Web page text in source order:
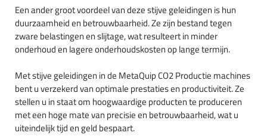
Een ander groot voordeel van deze stijve geleidingen is hun
duurzaamheid en betrouwbaarheid. Ze zijn bestand tegen
zware belastingen en slijtage, wat resulteert in minder
onderhoud en lagere onderhoudskosten op lange termijn.
Met stijve geleidingen in de MetaQuip CO2 Productie machines
bent u verzekerd van optimale prestaties en productiviteit. Ze
stellen u in staat om hoogwaardige producten te produceren
met een hoge mate van precisie en betrouwbaarheid, wat u
uiteindelijk tijd en geld bespaart.